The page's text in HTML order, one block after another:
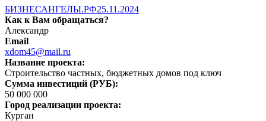
БИЗНЕСАНГЕЛЫ.РФ25.11.2024
Как к Вам обращаться?
Александр
Email
xdom45@mail.ru
Название проекта:
Строительство частных, бюджетных домов под ключ
Сумма инвестиций (РУБ):
50 000 000
Город реализации проекта:
Курган